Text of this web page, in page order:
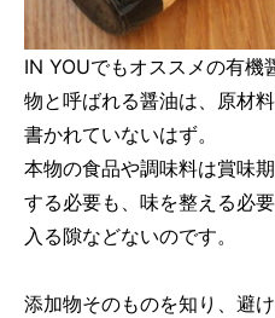
IN YOUでもオススメの有機
物と呼ばれる醤油は、原材
書かれていないはず。
本物の食品や調味料は賞味
する必要も、味を整える必
入る隙などないのです。
添加物そのものを知り、避